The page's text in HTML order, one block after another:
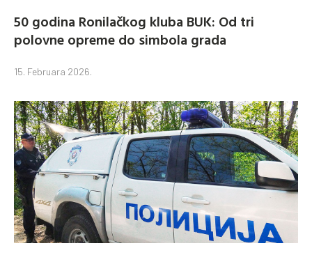
50 godina Ronilačkog kluba BUK: Od tri
polovne opreme do simbola grada
15. Februara 2026.